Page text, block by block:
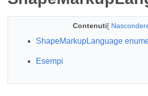
Contenuti[
ShapeMarkupLanguage
Esempi